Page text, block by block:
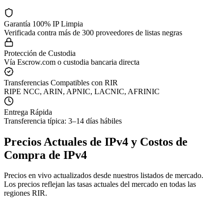
Garantía 100% IP Limpia
Verificada contra más de 300 proveedores de listas negras
Protección de Custodia
Vía Escrow.com o custodia bancaria directa
Transferencias Compatibles con RIR
RIPE NCC, ARIN, APNIC, LACNIC, AFRINIC
Entrega Rápida
Transferencia típica: 3–14 días hábiles
Precios Actuales de IPv4 y Costos de
Compra de IPv4
Precios en vivo actualizados desde nuestros listados de mercado.
Los precios reflejan las tasas actuales del mercado en todas las
regiones RIR.